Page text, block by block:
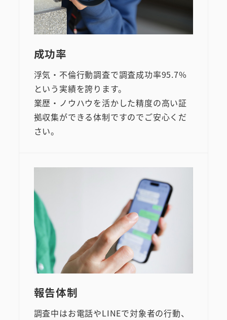
成功率
浮気・不倫行動調査で調査成功率95.7%
という実績を誇ります。
業歴・ノウハウを活かした精度の高い証
拠収集ができる体制ですのでご安心くだ
さい。
報告体制
調査中はお電話やLINEで対象者の行動、